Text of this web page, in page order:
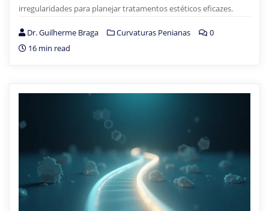
irregularidades para planejar tratamentos estéticos eficazes.
Dr. Guilherme Braga Curvaturas Penianas
0
16 min read